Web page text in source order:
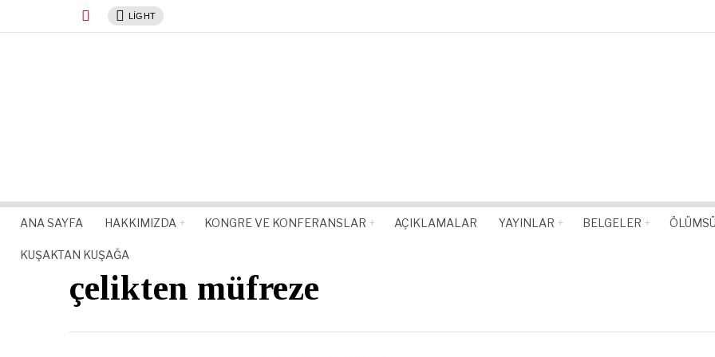
LIGHT
ANA SAYFA HAKKIMIZDA KONGRE VE KONFERANSLAR AÇIKLAMALAR YAYINLAR BELGELER
KUŞAKTAN KUŞAĞA
çelikten müfreze